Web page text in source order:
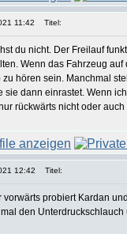
11:42 Titel:
du nicht. Der Freilauf
Wenn das Fahrzeug
zu hören sein. Manchmal
sie dann einrastet. Wenn
rückwärts nicht oder
12:42 Titel:
vorwärts probiert Kardan
den